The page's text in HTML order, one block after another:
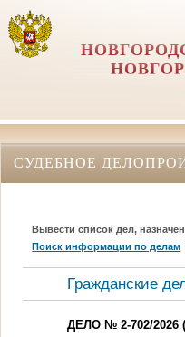
СУДЕБНОЕ
Вывести список дел,
Поиск информации по делам
Гражданские
ДЕЛО № 2-702/2026